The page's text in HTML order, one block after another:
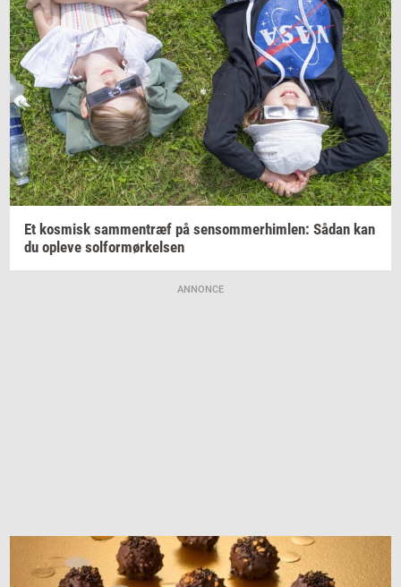
Et kos­misk sam­men­træf på sen­som­mer­him­len: Sådan kan
du op­le­ve sol­for­mør­kel­sen
ANNONCE